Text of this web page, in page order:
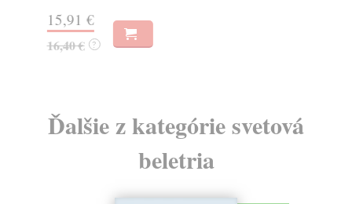
15,91 €
16,40 € ?
Ďalšie z kategórie svetová
beletria